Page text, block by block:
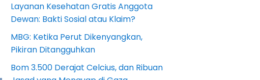
Layanan Kesehatan Gratis Anggota
Dewan: Bakti Sosial atau Klaim?
MBG: Ketika Perut Dikenyangkan,
Pikiran Ditangguhkan
Bom 3.500 Derajat Celcius, dan Ribuan